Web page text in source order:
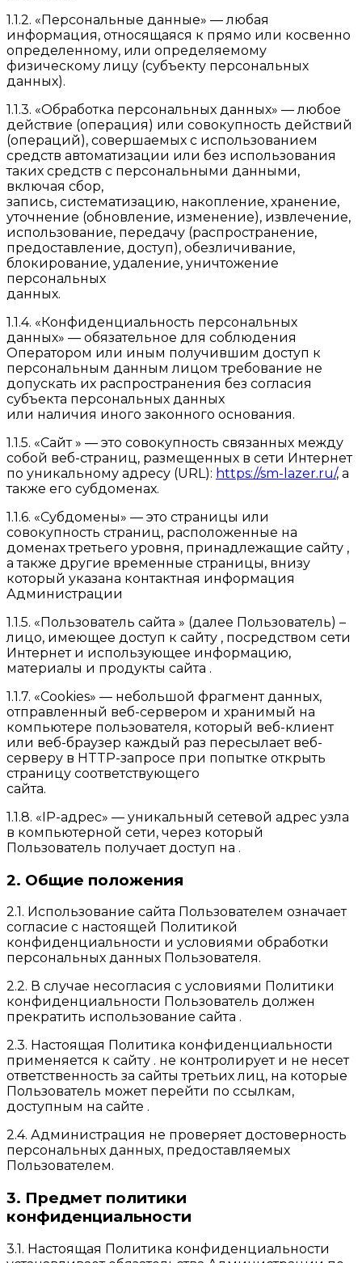
1.1.2. «Персональные данные» — любая
информация, относящаяся к прямо или косвенно
определенному, или определяемому
физическому лицу (субъекту персональных
данных).
1.1.3. «Обработка персональных данных» — любое
действие (операция) или совокупность действий
(операций), совершаемых с использованием
средств автоматизации или без использования
таких средств с персональными данными,
включая сбор,
запись, систематизацию, накопление, хранение,
уточнение (обновление, изменение), извлечение,
использование, передачу (распространение,
предоставление, доступ), обезличивание,
блокирование, удаление, уничтожение
персональных
данных.
1.1.4. «Конфиденциальность персональных
данных» — обязательное для соблюдения
Оператором или иным получившим доступ к
персональным данным лицом требование не
допускать их распространения без согласия
субъекта персональных данных
или наличия иного законного основания.
1.1.5. «Сайт » — это совокупность связанных между
собой веб-страниц, размещенных в сети Интернет
по уникальному адресу (URL): https://sm-lazer.ru/, а
также его субдоменах.
1.1.6. «Субдомены» — это страницы или
совокупность страниц, расположенные на
доменах третьего уровня, принадлежащие сайту ,
а также другие временные страницы, внизу
который указана контактная информация
Администрации
1.1.5. «Пользователь сайта » (далее Пользователь) –
лицо, имеющее доступ к сайту , посредством сети
Интернет и использующее информацию,
материалы и продукты сайта .
1.1.7. «Cookies» — небольшой фрагмент данных,
отправленный веб-сервером и хранимый на
компьютере пользователя, который веб-клиент
или веб-браузер каждый раз пересылает веб-
серверу в HTTP-запросе при попытке открыть
страницу соответствующего
сайта.
1.1.8. «IP-адрес» — уникальный сетевой адрес узла
в компьютерной сети, через который
Пользователь получает доступ на .
2. Общие положения
2.1. Использование сайта Пользователем означает
согласие с настоящей Политикой
конфиденциальности и условиями обработки
персональных данных Пользователя.
2.2. В случае несогласия с условиями Политики
конфиденциальности Пользователь должен
прекратить использование сайта .
2.3. Настоящая Политика конфиденциальности
применяется к сайту . не контролирует и не несет
ответственность за сайты третьих лиц, на которые
Пользователь может перейти по ссылкам,
доступным на сайте .
2.4. Администрация не проверяет достоверность
персональных данных, предоставляемых
Пользователем.
3. Предмет политики
конфиденциальности
3.1. Настоящая Политика конфиденциальности